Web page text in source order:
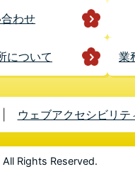
わせ
について 業
ウェブアクセシビリテ
Rights Reserved.